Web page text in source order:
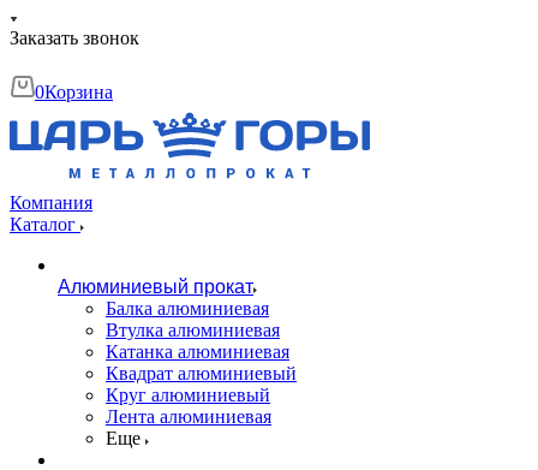
Заказать звонок
0Корзина
Компания
Каталог
Алюминиевый прокат
Балка алюминиевая
Втулка алюминиевая
Катанка алюминиевая
Квадрат алюминиевый
Круг алюминиевый
Лента алюминиевая
Еще